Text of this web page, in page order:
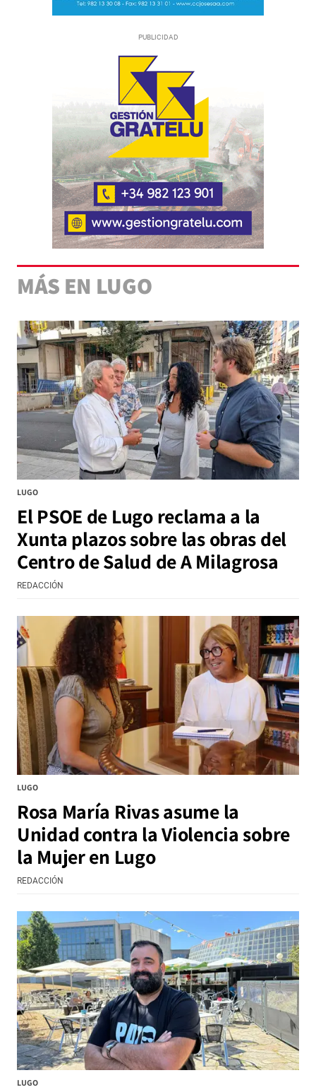
MÁS EN LUGO
LUGO
El PSOE de Lugo reclama a la
Xunta plazos sobre las obras del
Centro de Salud de A Milagrosa
REDACCIÓN
LUGO
Rosa María Rivas asume la
Unidad contra la Violencia sobre
la Mujer en Lugo
REDACCIÓN
LUGO